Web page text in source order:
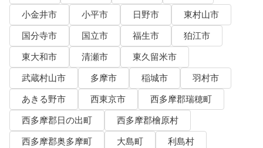
小金井市
小平市 日野市
東村山市
国分寺市
国立市 福生市
狛江市
東大和市
清瀬市
東久留米市
武蔵村山市
多摩市 稲城市
羽村市
あきる野市
西東京市
西多摩郡瑞穂町
西多摩郡日の出町
西多摩郡檜原村
西多摩郡奥多摩町
大島町
利島村